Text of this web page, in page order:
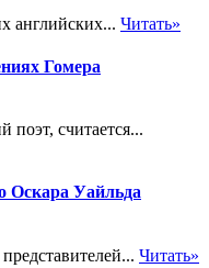
английских... Читать»
Гомера
поэт, считается...
Оскара Уайльда
Читать»